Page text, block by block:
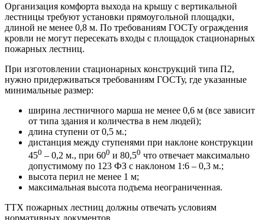
Организация комфорта выхода на крышу с вертикальной
лестницы требуют установки прямоугольной площадки,
длиной не менее 0,8 м. По требованиям ГОСТу ограждения
кровли не могут пересекать входы с площадок стационарных
пожарных лестниц.
При изготовлении стационарных конструкций типа П2,
нужно придерживаться требованиям ГОСТу, где указанные
минимальные размер:
ширина лестничного марша не менее 0,6 м (все зависит
от типа здания и количества в нем людей);
длина ступени от 0,5 м.;
дистанция между ступенями при наклоне конструкции
450 – 0,2 м., при 600 и 80,50 что отвечает максимально
допустимому по 123 ФЗ с наклоном 1:6 – 0,3 м.;
высота перил не менее 1 м;
максимальная высота подъема неограниченная.
ТТХ пожарных лестниц должны отвечать условиям
нормативных документов.